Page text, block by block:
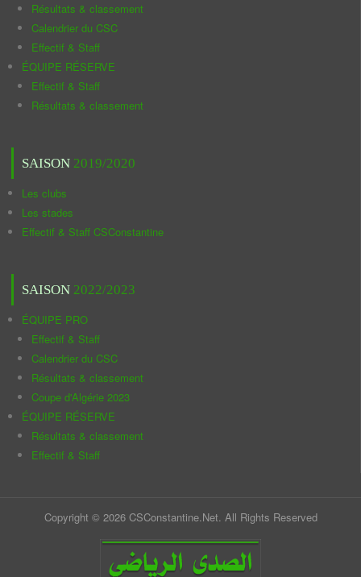
Résultats & classement
Calendrier du CSC
Effectif & Staff
ÉQUIPE RÉSERVE
Effectif & Staff
Résultats & classement
SAISON 2019/2020
Les clubs
Les stades
Effectif & Staff CSConstantine
SAISON 2022/2023
ÉQUIPE PRO
Effectif & Staff
Calendrier du CSC
Résultats & classement
Coupe d'Algérie 2023
ÉQUIPE RÉSERVE
Résultats & classement
Effectif & Staff
Copyright © 2026 CSConstantine.Net. All Rights Reserved